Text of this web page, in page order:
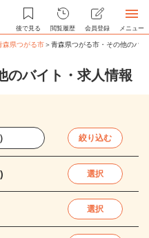
後で見る 閲覧履歴 会員登録 メニュー
森県つがる市＞青森県つがる市・その他のバ
のバイト・求人情報
絞り込む
選択
選択